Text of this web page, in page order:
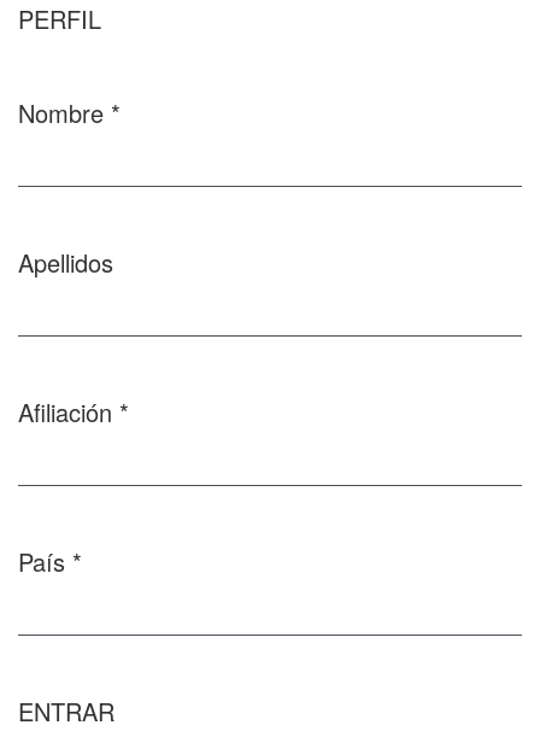
PERFIL
Nombre *
Apellidos
Afiliación *
País *
ENTRAR